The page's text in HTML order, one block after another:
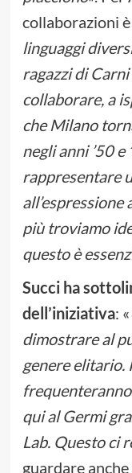
collaborazioni
linguaggi
ragazzi di
collaborare, a
che Milano
negli anni ’50 e
rappresentare
più troviamo
questo è
Succi ha
dell’iniziativa: «
dimostrare al
genere elitario.
qui al Germi
Lab. Questo ci
guardare